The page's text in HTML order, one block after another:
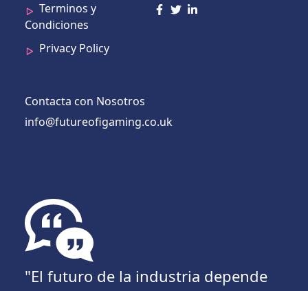
Terminos y
Condiciones
Privacy Policy
Contacta con Nosotros
info@futureofigaming.co.uk
"El futuro de la industria depende